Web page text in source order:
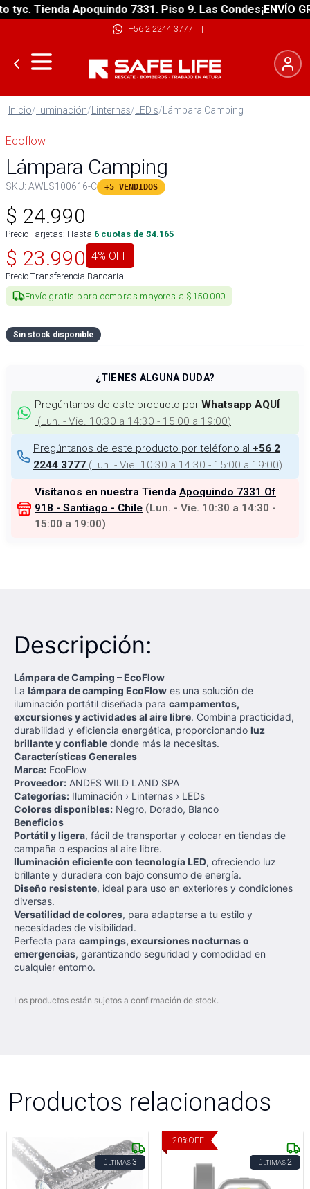
Tienda Apoquindo 7331. Piso 9. Las Condes¡ENVÍO
+56 2 2244 3777 |
Inicio/Iluminación/Linternas/LED s/Lámpara Camping
Ecoflow
Lámpara Camping
SKU: AWLS100616-C +5 VENDIDOS
$ 24.990
Precio Tarjetas: Hasta 6 cuotas de $4.165
$ 23.990 4% OFF
Precio Transferencia Bancaria
Envío gratis para compras mayores a $150.000
Sin stock disponible
¿TIENES ALGUNA DUDA?
Pregúntanos de este producto por Whatsapp AQUÍ
(Lun. - Vie. 10:30 a 14:30 - 15:00 a 19:00)
Pregúntanos de este producto por teléfono al +56 2
2244 3777 (Lun. - Vie. 10:30 a 14:30 - 15:00 a 19:00)
Visítanos en nuestra Tienda Apoquindo 7331 Of
918 - Santiago - Chile (Lun. - Vie. 10:30 a 14:30 -
15:00 a 19:00)
Descripción:
Lámpara de Camping – EcoFlow
La lámpara de camping EcoFlow es una solución de
iluminación portátil diseñada para campamentos,
excursiones y actividades al aire libre. Combina practicidad,
durabilidad y eficiencia energética, proporcionando luz
brillante y confiable donde más la necesitas.
Características Generales
Marca: EcoFlow
Proveedor: ANDES WILD LAND SPA
Categorías: Iluminación › Linternas › LEDs
Colores disponibles: Negro, Dorado, Blanco
Beneficios
Portátil y ligera, fácil de transportar y colocar en tiendas de
campaña o espacios al aire libre.
Iluminación eficiente con tecnología LED, ofreciendo luz
brillante y duradera con bajo consumo de energía.
Diseño resistente, ideal para uso en exteriores y condiciones
diversas.
Versatilidad de colores, para adaptarse a tu estilo y
necesidades de visibilidad.
Perfecta para campings, excursiones nocturnas o
emergencias, garantizando seguridad y comodidad en
cualquier entorno.
Los productos están sujetos a confirmación de stock.
Productos relacionados
ÚLTIMAS3
20%OFF
ÚLTIMAS2